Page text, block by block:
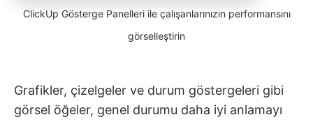
ClickUp Gösterge Panelleri ile çalışanlarınızın performansını
görselleştirin
Grafikler, çizelgeler ve durum göstergeleri gibi
görsel öğeler, genel durumu daha iyi anlamayı